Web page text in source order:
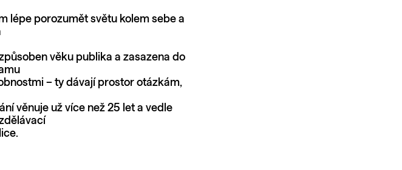
lépe porozumět světu kolem sebe a
věku publika a zasazena do
– ty dávají prostor otázkám,
věnuje už více než 25 let a vedle